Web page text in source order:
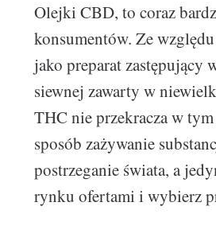
Olejki CBD, to coraz
konsumentów. Ze
jako preparat zastępujący
siewnej zawarty w
THC nie przekracza w
sposób zażywanie
postrzeganie świata, a
rynku ofertami i wybierz